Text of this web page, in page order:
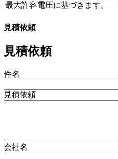
最大許容電圧に基づきます。
見積依頼
見積依頼
件名
見積依頼
会社名